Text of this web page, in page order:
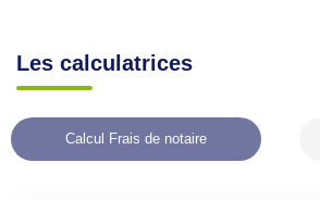
Les calculatrices
Calcul Frais de notaire